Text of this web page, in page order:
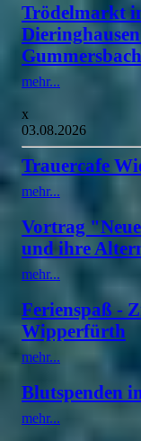
Trödelmarkt
Gummersbach
mehr...
x
03.08.2026
Trauercafe
mehr...
Vortrag
und ihre
mehr...
Ferienspaß -
Wipperfürth
mehr...
Blutspenden
mehr...